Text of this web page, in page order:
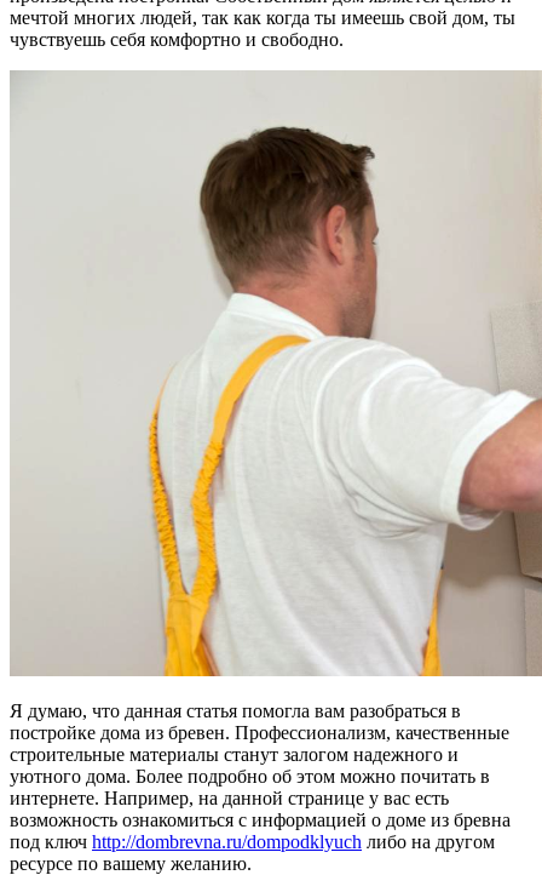
мечтой многих людей, так как когда ты имеешь свой дом, ты
чувствуешь себя комфортно и свободно.
Я думаю, что данная статья помогла вам разобраться в
постройке дома из бревен. Профессионализм, качественные
строительные материалы станут залогом надежного и
уютного дома. Более подробно об этом можно почитать в
интернете. Например, на данной странице у вас есть
возможность ознакомиться с информацией о доме из бревна
под ключ http://dombrevna.ru/dompodklyuch либо на другом
ресурсе по вашему желанию.